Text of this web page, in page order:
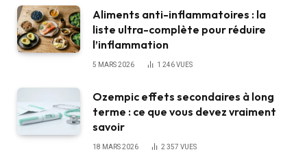
Aliments anti-inflammatoires : la
liste ultra-complète pour réduire
l’inflammation
5 MARS 2026 1 246VUES
Ozempic effets secondaires à long
terme : ce que vous devez vraiment
savoir
18 MARS 2026 2 357 VUES